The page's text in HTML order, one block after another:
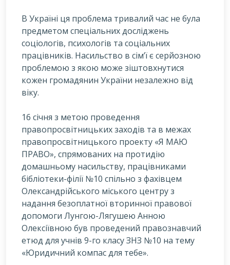
В Україні ця проблема тривалий час не була
предметом спеціальних досліджень
соціологів, психологів та соціальних
працівників. Насильство в сім’ї є серйозною
проблемою з якою може зіштовхнутися
кожен громадянин України незалежно від
віку.
16 січня з метою проведення
правопросвітницьких заходів та в межах
правопросвітницького проекту «Я МАЮ
ПРАВО», спрямованих на протидію
домашньому насильству, працівниками
бібліотеки-філії №10 спільно з фахівцем
Олександрійського міського центру з
надання безоплатної вторинної правової
допомоги Лунгою-Лягушею Анною
Олексіївною був проведений правознавчий
етюд для учнів 9-го класу ЗНЗ №10 на тему
«Юридичний компас для тебе».